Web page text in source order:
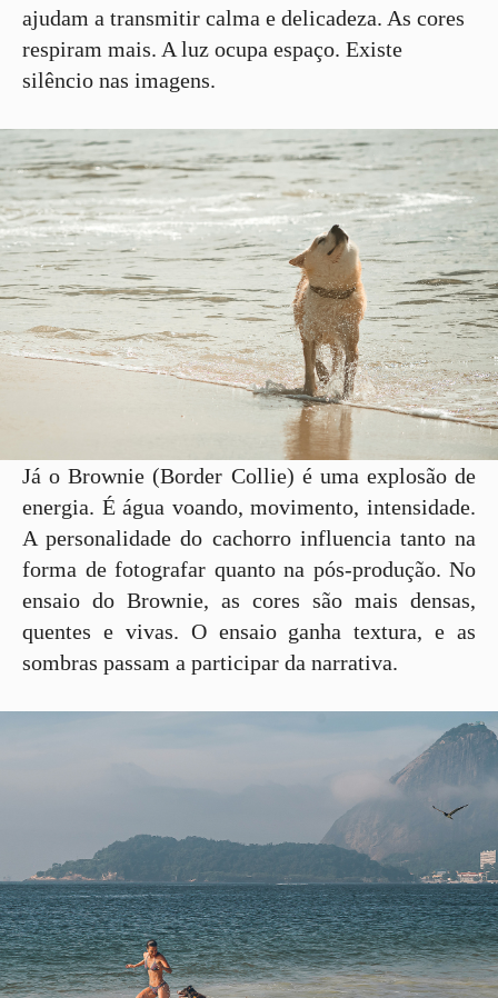
ajudam a transmitir calma e delicadeza. As cores
respiram mais. A luz ocupa espaço. Existe
silêncio nas imagens.
Já o Brownie (Border Collie) é uma explosão de
energia. É água voando, movimento, intensidade.
A personalidade do cachorro influencia tanto na
forma de fotografar quanto na pós-produção. No
ensaio do Brownie, as cores são mais densas,
quentes e vivas. O ensaio ganha textura, e as
sombras passam a participar da narrativa.